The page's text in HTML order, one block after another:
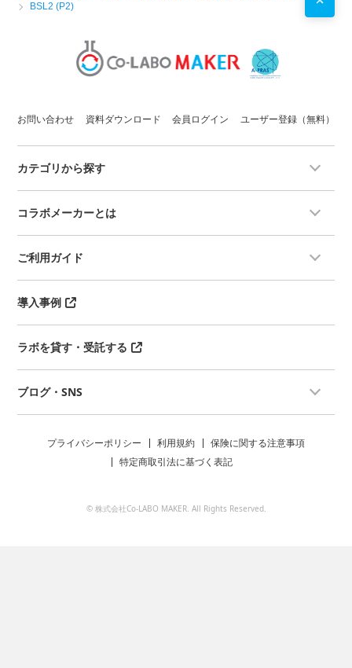
BSL2 (P2)
お問い合わせ 資料ダウンロード 会員ログイン ユーザー登録（無料）
カテゴリから探す
コラボメーカーとは
ご利用ガイド
導入事例
ラボを貸す・受託する
ブログ・SNS
プライバシーポリシー 利用規約
保険に関する注意事項
特定商取引法に基づく表記
© 株式会社Co-LABO MAKER. All Rights Reserved.